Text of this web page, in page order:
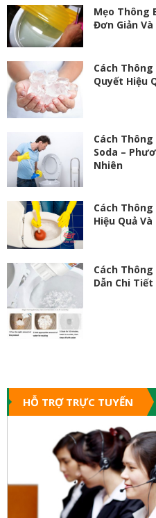
Mẹo Thông
Đơn Giản Và
Cách Thông
Quyết Hiệu
Cách Thông
Soda –
Nhiên
Cách Thông
Hiệu Quả Và
Cách
Dẫn Chi
HỖ TRỢ TRỰC TUYẾN